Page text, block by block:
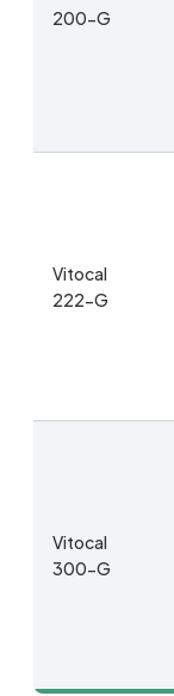
200-G
Vitocal
222-G
Vitocal
300-G